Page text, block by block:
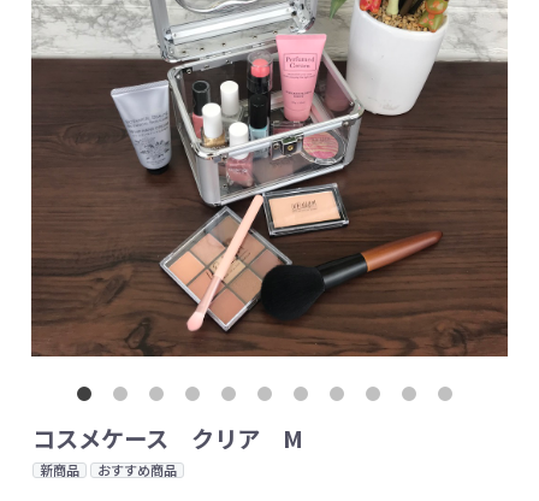
コスメケース クリア M
新商品 おすすめ商品